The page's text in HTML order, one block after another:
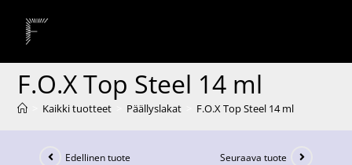
F.O.X Top Steel 14 ml
Kaikki tuotteet Päällyslakat F.O.X Top Steel 14 ml
Edellinen tuote Seuraava tuote